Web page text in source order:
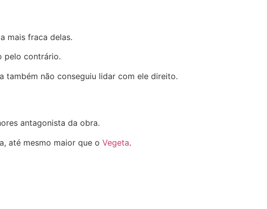
mais fraca delas.
pelo contrário.
também não conseguiu lidar com ele direito.
antagonista da obra.
até mesmo maior que o Vegeta.